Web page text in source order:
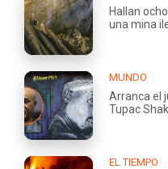
Hallan
una mina
MUNDO
Arranca el
Tupac
EL TIEMPO